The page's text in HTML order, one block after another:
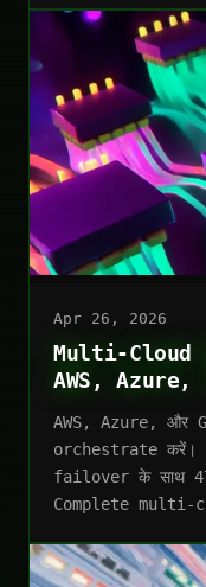
Apr 26, 2026
Multi-Cloud
AWS, Azure,
AWS, Azure, और
orchestrate
failover के साथ
Complete multi-